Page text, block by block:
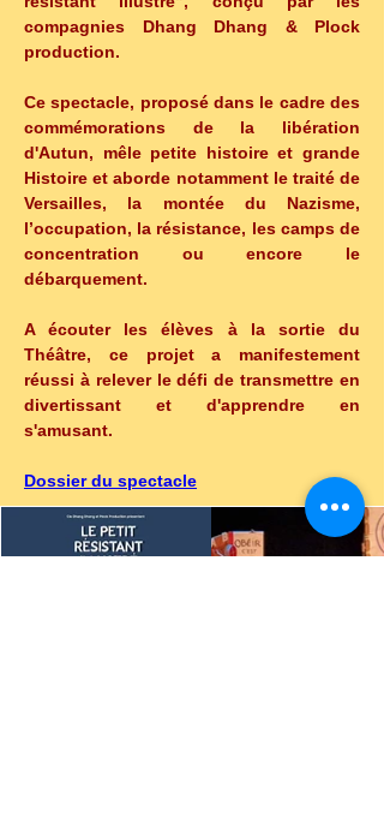
compagnies Dhang Dhang & Plock
production.
Ce spectacle, proposé dans le cadre des
commémorations de la libération
d'Autun, mêle petite histoire et grande
Histoire et aborde notamment le traité de
Versailles, la montée du Nazisme,
l’occupation, la résistance, les camps de
concentration ou encore le
débarquement.
A écouter les élèves à la sortie du
Théâtre, ce projet a manifestement
réussi à relever le défi de transmettre en
divertissant et d'apprendre en
s'amusant.
Dossier du spectacle